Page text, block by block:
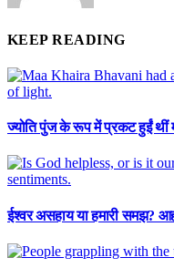
KEEP READING
ज्योति पुंज के रूप में प्रकट हुईं थीं
ईश्वर असहाय या हमारी समझ?